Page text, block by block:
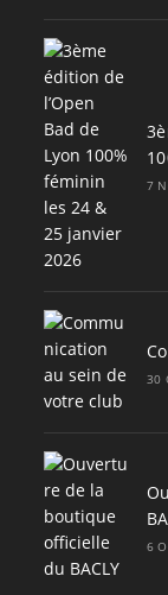
7
30
6